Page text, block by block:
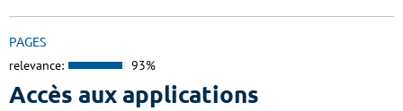
PAGES
relevance: 93%
Accès aux applications